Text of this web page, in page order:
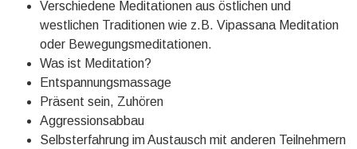
Verschiedene Meditationen aus östlichen und
westlichen Traditionen wie z.B. Vipassana Meditation
oder Bewegungsmeditationen.
Was ist Meditation?
Entspannungsmassage
Präsent sein, Zuhören
Aggressionsabbau
Selbsterfahrung im Austausch mit anderen Teilnehmern